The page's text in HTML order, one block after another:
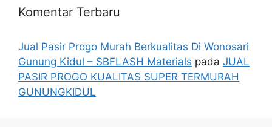
Komentar Terbaru
Jual Pasir Progo Murah Berkualitas Di Wonosari
Gunung Kidul – SBFLASH Materials pada JUAL
PASIR PROGO KUALITAS SUPER TERMURAH
GUNUNGKIDUL